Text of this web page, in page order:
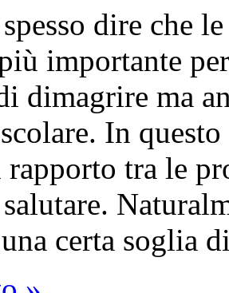
dire che
importante
dimagrire ma
In
tra le
certa soglia